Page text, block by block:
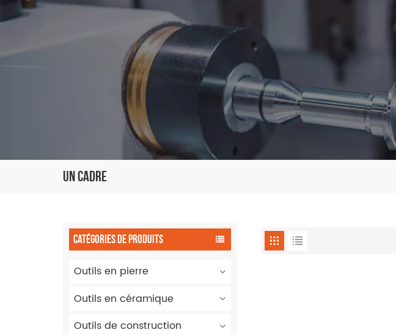
Un Cadre
CATÉGORIES DE PRODUITS
Outils en pierre
Outils en céramique
Outils de construction